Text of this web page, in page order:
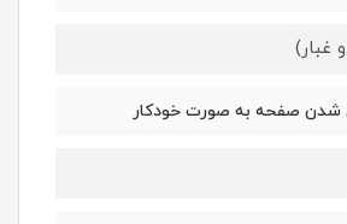
شدن صفحه به صورت خودکار